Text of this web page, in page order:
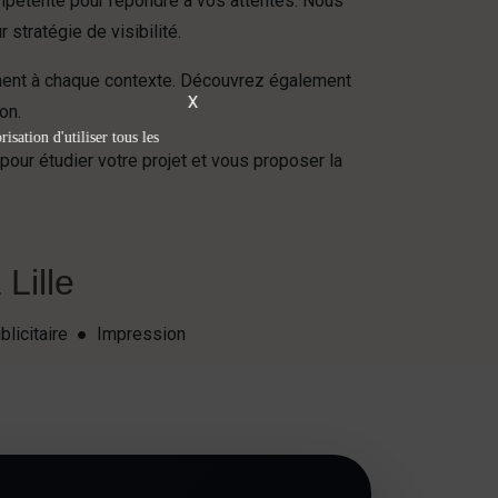
stratégie de visibilité.
à chaque contexte. Découvrez également
étudier votre projet et vous proposer la
Lille
● Impression
X
d'utiliser tous les